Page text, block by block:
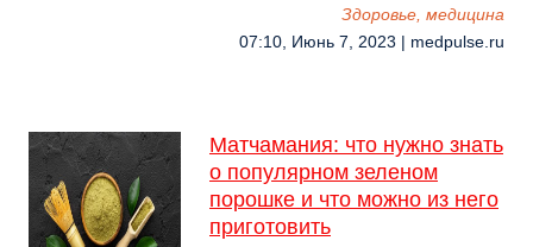
Здоровье, медицина
07:10, Июнь 7, 2023 | medpulse.ru
Матчамания: что нужно знать
о популярном зеленом
порошке и что можно из него
приготовить